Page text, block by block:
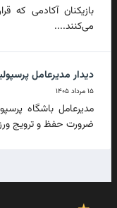
بازیکنان آکادمی که
می‌کنند....
دیدار مدیرعامل
۱۵ مرداد ۱۴۰۵
مدیرعامل باشگاه
ضرورت حفظ و ترویج